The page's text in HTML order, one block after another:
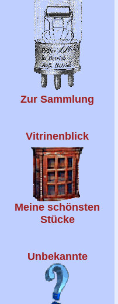
Zur Sammlung
Vitrinenblick
Meine schönsten
Stücke
Unbekannte